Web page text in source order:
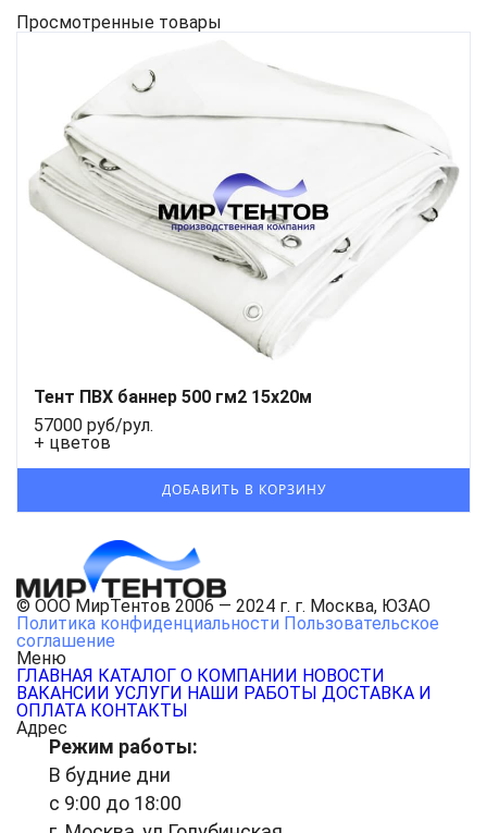
Просмотренные товары
Тент ПВХ баннер 500 гм2 15х20м
57000 руб/рул.
+ цветов
© ООО МирТентов 2006 — 2024 г. г. Москва, ЮЗАО
Политика конфиденциальности Пользовательское
соглашение
Меню
ГЛАВНАЯ КАТАЛОГ О КОМПАНИИ НОВОСТИ
ВАКАНСИИ УСЛУГИ НАШИ РАБОТЫ ДОСТАВКА И
ОПЛАТА КОНТАКТЫ
Адрес
Режим работы:
В будние дни
с 9:00 до 18:00